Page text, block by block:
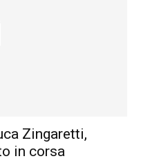
Zingaretti,
in corsa